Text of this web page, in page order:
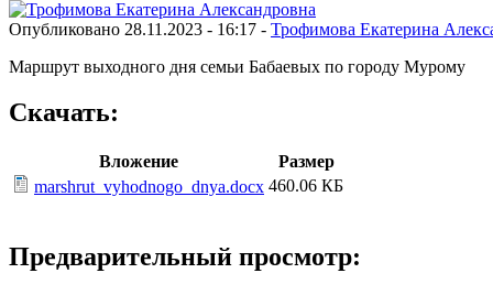
Опубликовано 28.11.2023 - 16:17 - Трофимова Екатерина
Маршрут выходного дня семьи Бабаевых по городу Мурому
Скачать:
Вложение
Размер
marshrut_vyhodnogo_dnya.docx 460.06 КБ
Предварительный просмотр: